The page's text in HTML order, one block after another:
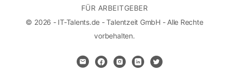
FÜR ARBEITGEBER
© 2026 - IT-Talents.de - Talentzeit GmbH - Alle Rechte
vorbehalten.